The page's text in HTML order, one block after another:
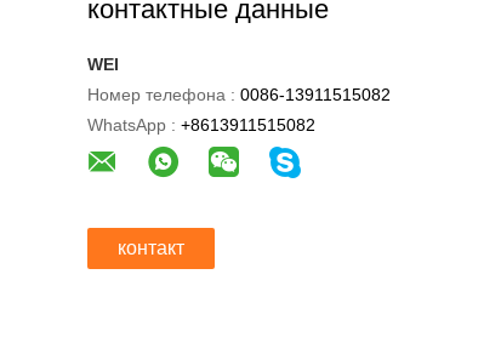
контактные данные
WEI
Номер телефона : 0086-13911515082
WhatsApp : +8613911515082
контакт